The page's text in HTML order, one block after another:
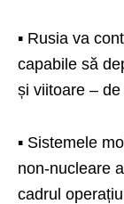
▪️ Rusia va
capabile să
și viitoare –
▪️ Sistemele
non-nucleare
cadrul